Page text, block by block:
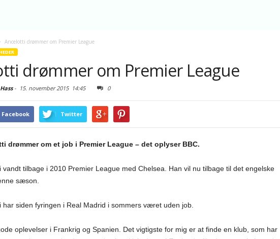
Ancelotti drømmer om Premier League
drømmer om Premier League
- 15. november 201514:45 0
Facebook Twitter
drømmer om et job i Premier League – det oplyser BBC.
vandt tilbage i 2010 Premier League med Chelsea. Han vil nu tilbage til det engelske
sæson.
har siden fyringen i Real Madrid i sommers været uden job.
oplevelser i Frankrig og Spanien. Det vigtigste for mig er at finde en klub, som har